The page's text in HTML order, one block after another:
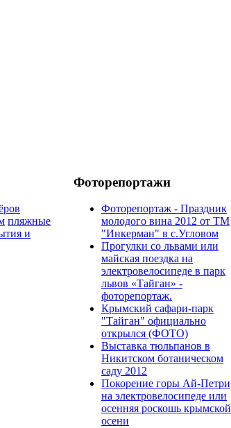
пляжные
и
Фоторепортажи
Фоторепортаж - Праздник
молодого вина 2012 от ТМ
"Инкерман" в с.Угловом
Прогулки cо львами или
майская поездка на
электровелосипеде в парк
львов «Тайган» -
фоторепортаж.
Крымский сафари-парк
"Тайган" официально
открылся (ФОТО)
Выставка тюльпанов в
Никитском ботаническом
саду 2012
Покорение горы Ай-Петри
на электровелосипеде или
осенняя роскошь крымской
осени